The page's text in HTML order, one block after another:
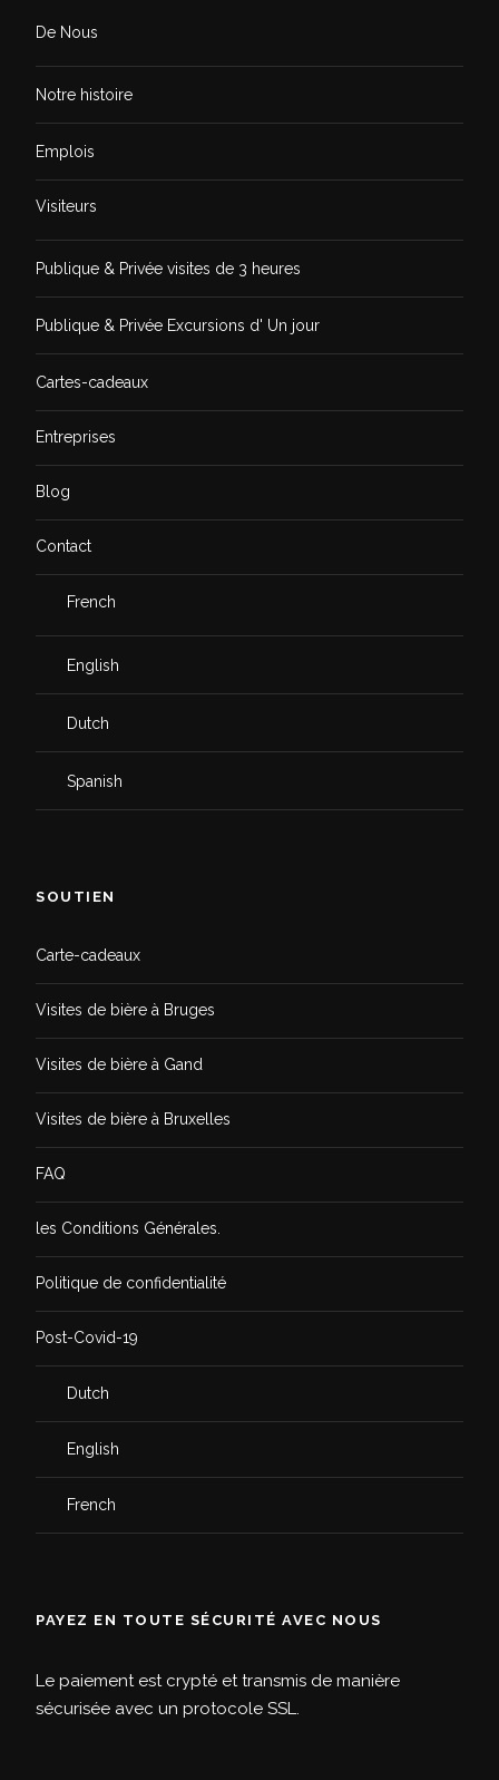
De Nous
Notre histoire
Emplois
Visiteurs
Publique & Privée visites de 3 heures
Publique & Privée Excursions d' Un jour
Cartes-cadeaux
Entreprises
Blog
Contact
French
English
Dutch
Spanish
SOUTIEN
Carte-cadeaux
Visites de bière à Bruges
Visites de bière à Gand
Visites de bière à Bruxelles
FAQ
les Conditions Générales.
Politique de confidentialité
Post-Covid-19
Dutch
English
French
PAYEZ EN TOUTE SÉCURITÉ AVEC NOUS
Le paiement est crypté et transmis de manière
sécurisée avec un protocole SSL.